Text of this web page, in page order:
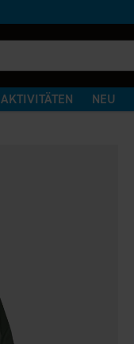
AKTIVITÄTEN NEU